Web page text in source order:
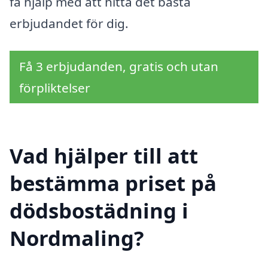
erbjudandet för dig.
Få 3 erbjudanden, gratis och utan
förpliktelser
Vad hjälper till att
bestämma priset på
dödsbostädning i
Nordmaling?